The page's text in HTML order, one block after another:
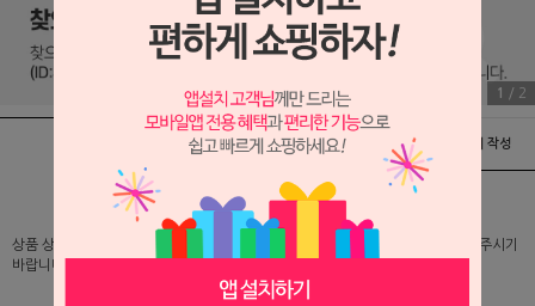
1 / 2
배송 및 교환/반품안내 상품후기 및 평가서 작성
상품 상세 설명 및 실제 구매 가격은 로그인 후 확인 가능하오니 반드시 로그인해 주시기
바랍니다.